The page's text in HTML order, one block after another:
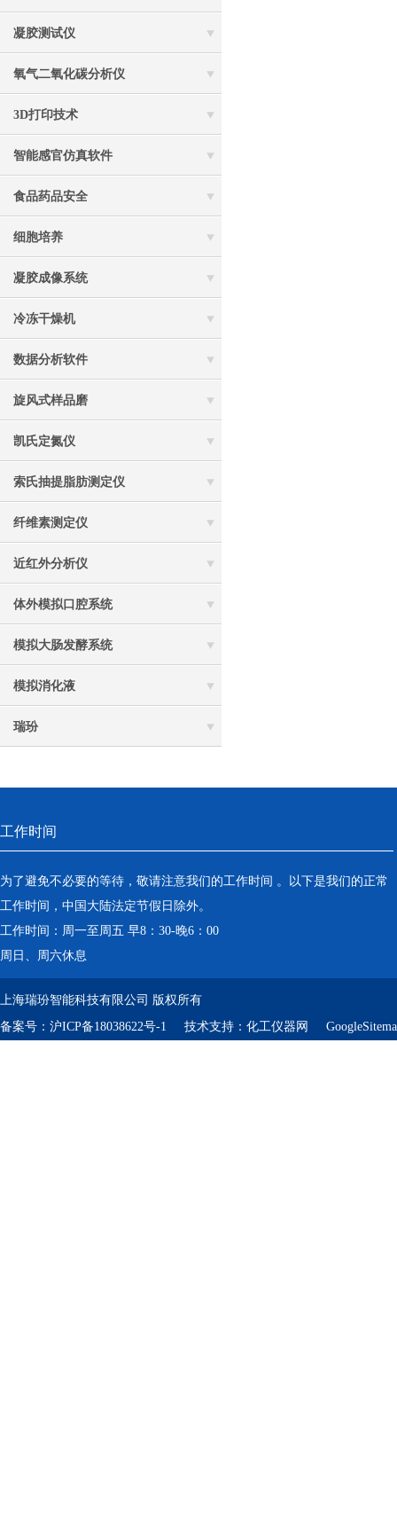
凝胶测试仪
氧气二氧化碳分析仪
3D打印技术
智能感官仿真软件
食品药品安全
细胞培养
凝胶成像系统
冷冻干燥机
数据分析软件
旋风式样品磨
凯氏定氮仪
索氏抽提脂肪测定仪
纤维素测定仪
近红外分析仪
体外模拟口腔系统
模拟大肠发酵系统
模拟消化液
瑞玢
工作时间
为了避免不必要的等待，敬请注意我们的工作时间 。以下是我们的正常
工作时间，中国大陆法定节假日除外。
工作时间：周一至周五 早8：30-晚6：00
周日、周六休息
上海瑞玢智能科技有限公司 版权所有
备案号： 沪ICP备18038622号-1 技术支持： 化工仪器网